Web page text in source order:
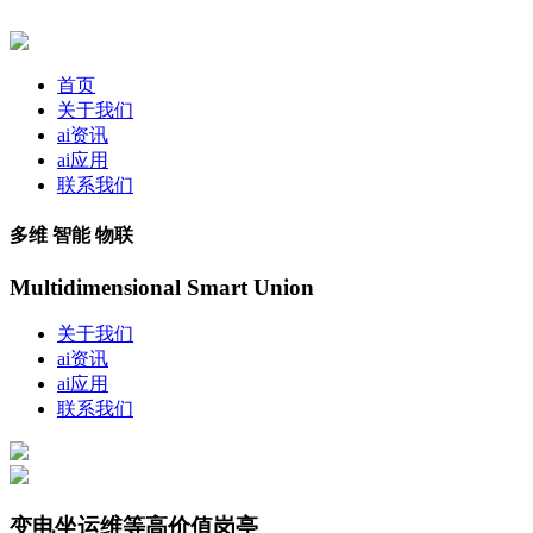
首页
关于我们
ai资讯
ai应用
联系我们
多维 智能 物联
Multidimensional Smart Union
关于我们
ai资讯
ai应用
联系我们
变电坐运维等高价值岗亭